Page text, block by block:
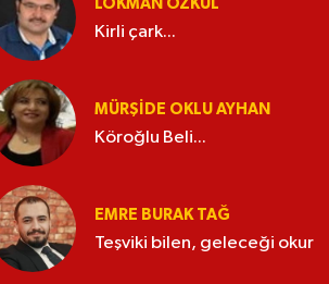
LOKMAN ÖZKUL
Kirli çark...
MÜRŞIDE OKLU AYHAN
Köroğlu Beli...
EMRE BURAK TAĞ
Teşviki bilen, geleceği okur